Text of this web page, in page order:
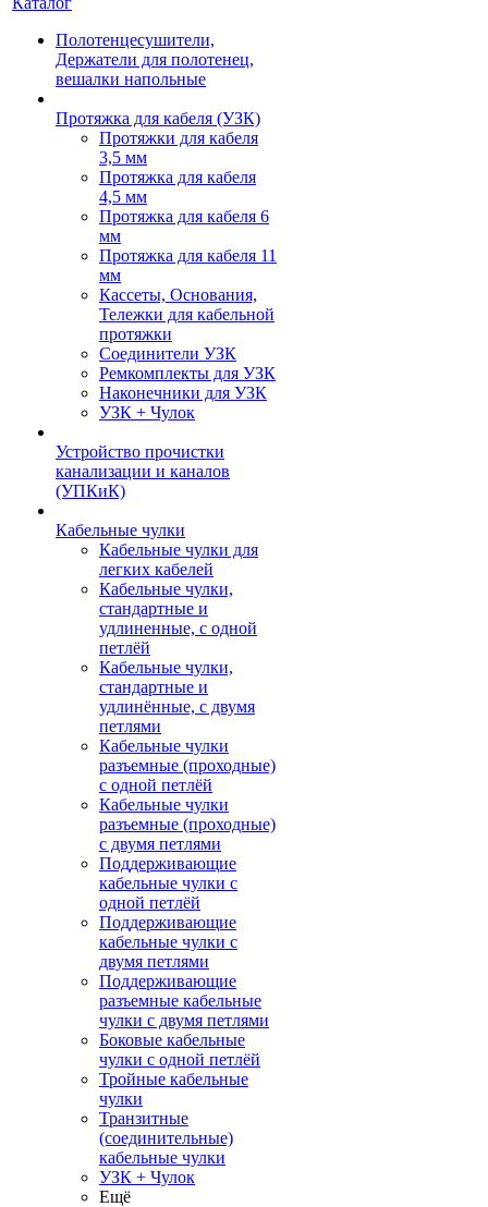
Полотенцесушители,
Держатели для полотенец,
вешалки напольные
Протяжка для кабеля (УЗК)
Протяжки для кабеля
3,5 мм
Протяжка для кабеля
4,5 мм
Протяжка для кабеля 6
мм
Протяжка для кабеля 11
мм
Кассеты, Основания,
Тележки для кабельной
протяжки
Соединители УЗК
Ремкомплекты для УЗК
Наконечники для УЗК
УЗК + Чулок
Устройство прочистки
канализации и каналов
(УПКиК)
Кабельные чулки
Кабельные чулки для
легких кабелей
Кабельные чулки,
стандартные и
удлиненные, с одной
петлёй
Кабельные чулки,
стандартные и
удлинённые, с двумя
петлями
Кабельные чулки
разъемные (проходные)
с одной петлёй
Кабельные чулки
разъемные (проходные)
с двумя петлями
Поддерживающие
кабельные чулки с
одной петлёй
Поддерживающие
кабельные чулки с
двумя петлями
Поддерживающие
разъемные кабельные
чулки с двумя петлями
Боковые кабельные
чулки с одной петлёй
Тройные кабельные
чулки
Транзитные
(соединительные)
кабельные чулки
УЗК + Чулок
Ещё